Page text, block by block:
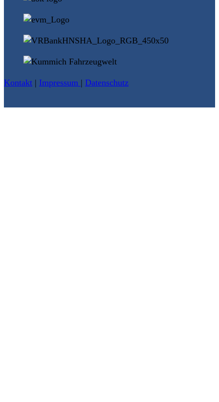
Kontakt | Impressum | Datenschutz